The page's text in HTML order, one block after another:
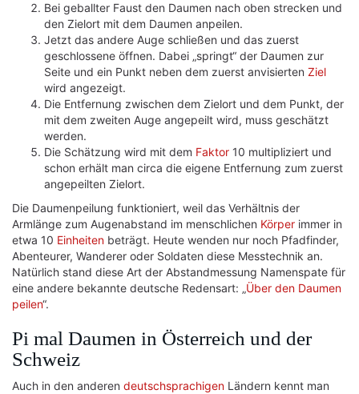
Bei geballter Faust den Daumen nach oben strecken und
den Zielort mit dem Daumen anpeilen.
Jetzt das andere Auge schließen und das zuerst
geschlossene öffnen. Dabei „springt“ der Daumen zur
Seite und ein Punkt neben dem zuerst anvisierten Ziel
wird angezeigt.
Die Entfernung zwischen dem Zielort und dem Punkt, der
mit dem zweiten Auge angepeilt wird, muss geschätzt
werden.
Die Schätzung wird mit dem Faktor 10 multipliziert und
schon erhält man circa die eigene Entfernung zum zuerst
angepeilten Zielort.
Die Daumenpeilung funktioniert, weil das Verhältnis der
Armlänge zum Augenabstand im menschlichen Körper immer in
etwa 10 Einheiten beträgt. Heute wenden nur noch Pfadfinder,
Abenteurer, Wanderer oder Soldaten diese Messtechnik an.
Natürlich stand diese Art der Abstandmessung Namenspate für
eine andere bekannte deutsche Redensart: „Über den Daumen
peilen“.
Pi mal Daumen in Österreich und der
Schweiz
Auch in den anderen deutschsprachigen Ländern kennt man